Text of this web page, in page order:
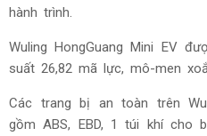
hành trình.
Wuling HongGuang Mini EV
suất 26,82 mã lực, mô-men
Các trang bị an toàn trên
gồm ABS, EBD, 1 túi khí cho